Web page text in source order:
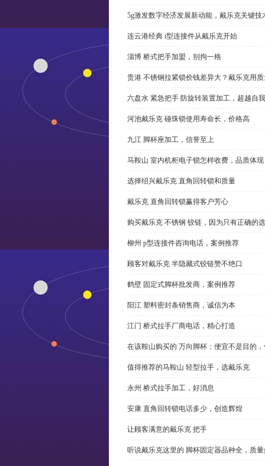
5g激发数字经济发展新动能，戴乐克关键技
连云港经典 i型连接件从戴乐克开始
淄博 桥式把手加盟，别拘一格
贵港 不锈钢拉紧锁价钱差异大？戴乐克用
六盘水 紧急把手 防旋转装置加工，超越自我
河池戴乐克 碰珠锁使用寿命长，价格高
九江 脚杯座加工，信誉至上
马鞍山 室内机柜电子锁怎样收费，品质体现
选择绍兴戴乐克 直角回转锁和质量
戴乐克 直角回转锁赢得客户芳心
购买戴乐克 不锈钢 铰链，因为只有正确的
柳州 p型连接件咨询电话，案例推荐
顾客对戴乐克 半隐藏式铰链赞不绝口
鹤壁 固定式脚杯批发商，案例推荐
阳江 塑料密封条销售商，诚信为本
江门 桥式拉手厂商电话，精心打造
在该鞍山购买的 万向脚杯：便宜不是目的
值得推荐的马鞍山 轻型拉手，选戴乐克
永州 桥式拉手加工，好消息
安康 直角回转锁电话多少，创造辉煌
让顾客满意的戴乐克 把手
听说戴乐克这里的 脚杯固定器品种全，质